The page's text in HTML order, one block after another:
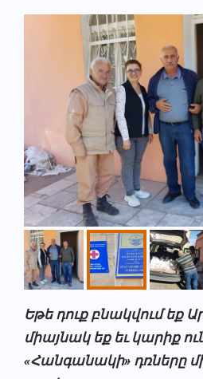
Եթե դուք բնակվում եք
միայնակ եք եւ կարիք
«Հանգանակի» դռները